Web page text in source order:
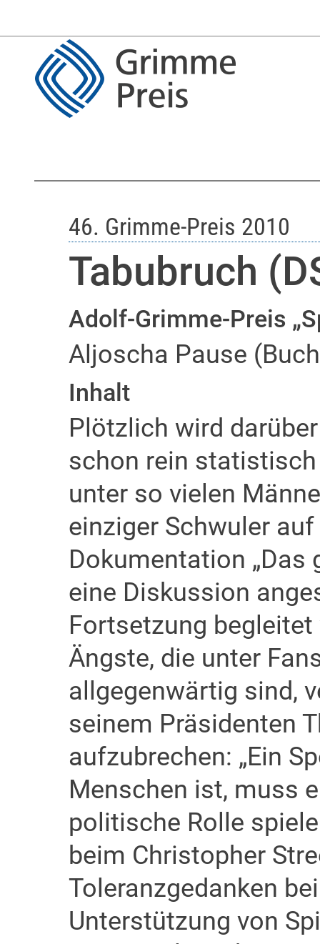
46. Grimme-Preis 2010
Tabubruch
Adolf-Grimme-Preis
Aljoscha Pause
Inhalt
Plötzlich wird
schon rein
unter so vielen
einziger Schwuler
Dokumentation „Das
eine Diskussion
Fortsetzung
Ängste, die unter
allgegenwärtig sind,
seinem Präsidenten
aufzubrechen: „Ein
Menschen ist, muss
politische Rolle
beim Christopher
Toleranzgedanken
Unterstützung von